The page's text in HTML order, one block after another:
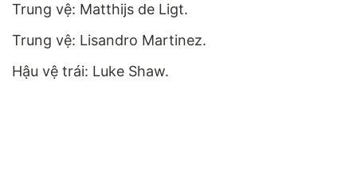
Trung vệ: Matthijs de Ligt.
Trung vệ: Lisandro Martinez.
Hậu vệ trái: Luke Shaw.